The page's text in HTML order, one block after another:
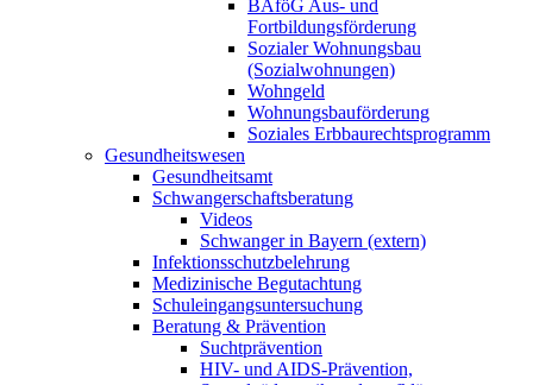
BAföG Aus- und
Fortbildungsförderung
Sozialer Wohnungsbau
(Sozialwohnungen)
Wohngeld
Wohnungsbauförderung
Soziales Erbbaurechtsprogramm
Gesundheitswesen
Gesundheitsamt
Schwangerschaftsberatung
Videos
Schwanger in Bayern (extern)
Infektionsschutzbelehrung
Medizinische Begutachtung
Schuleingangsuntersuchung
Beratung & Prävention
Suchtprävention
HIV- und AIDS-Prävention,